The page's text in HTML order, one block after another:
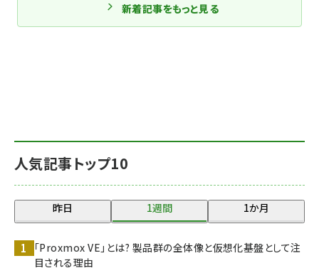
人気記事トップ10
昨日 1週間 1か月
「Proxmox VE」とは? 製品群の全体像と仮想化基盤として注
目される理由
新着記事をもっと見る